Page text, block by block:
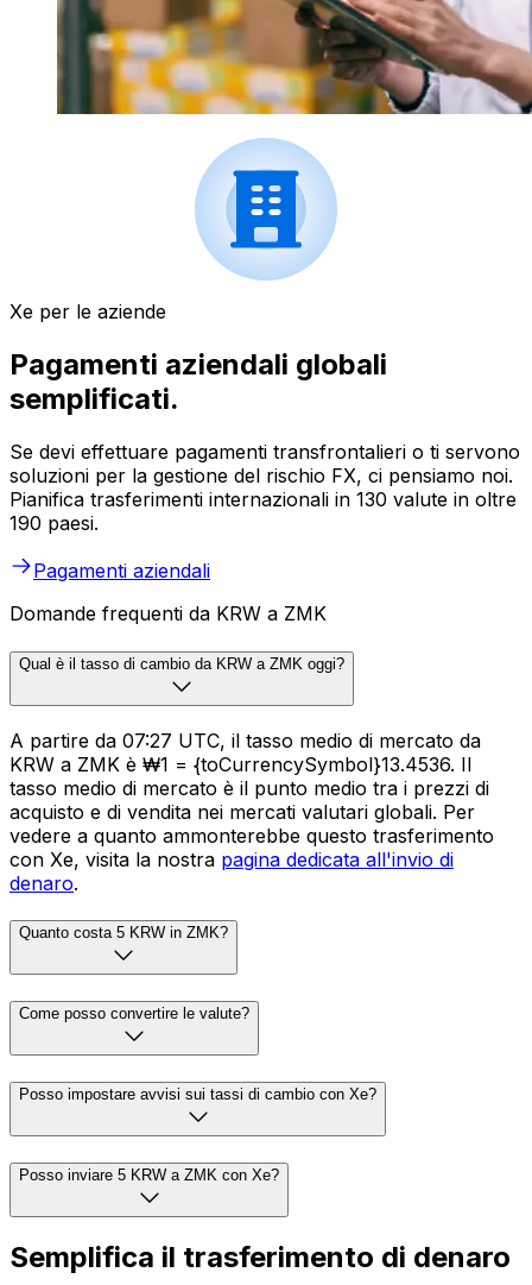
Xe per le aziende
Pagamenti aziendali globali
semplificati.
Se devi effettuare pagamenti transfrontalieri o ti servono
soluzioni per la gestione del rischio FX, ci pensiamo noi.
Pianifica trasferimenti internazionali in 130 valute in oltre
190 paesi.
Pagamenti aziendali
Domande frequenti da KRW a ZMK
Qual è il tasso di cambio da KRW a ZMK oggi?
A partire da 07:27 UTC, il tasso medio di mercato da
KRW a ZMK è ₩1 = {toCurrencySymbol}13.4536. Il
tasso medio di mercato è il punto medio tra i prezzi di
acquisto e di vendita nei mercati valutari globali. Per
vedere a quanto ammonterebbe questo trasferimento
con Xe, visita la nostra pagina dedicata all'invio di
denaro.
Quanto costa 5 KRW in ZMK?
Come posso convertire le valute?
Posso impostare avvisi sui tassi di cambio con Xe?
Posso inviare 5 KRW a ZMK con Xe?
Semplifica il trasferimento di denaro